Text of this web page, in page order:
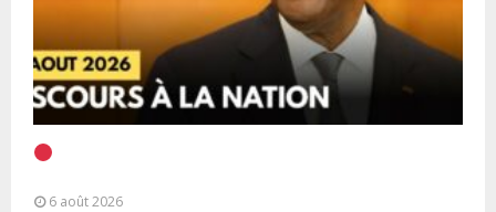
6 août 2026